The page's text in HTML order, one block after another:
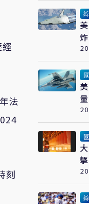
法
刻
器